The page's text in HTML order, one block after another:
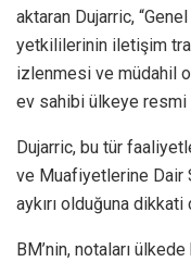
aktaran Dujarric,
yetkililerinin iletişim
izlenmesi ve müdahil
ev sahibi ülkeye resmi
Dujarric, bu tür
ve Muafiyetlerine Dair
aykırı olduğuna dikkati
BM’nin, notaları